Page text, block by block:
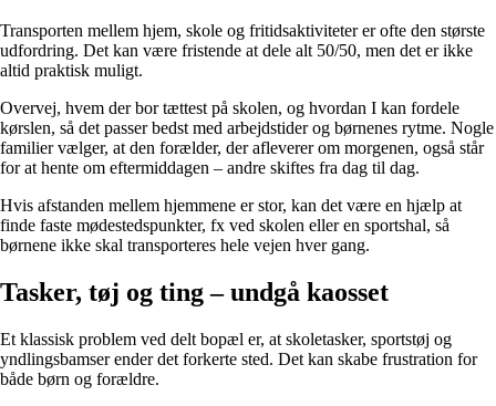
Transporten mellem hjem, skole og fritidsaktiviteter er ofte den største
udfordring. Det kan være fristende at dele alt 50/50, men det er ikke
altid praktisk muligt.
Overvej, hvem der bor tættest på skolen, og hvordan I kan fordele
kørslen, så det passer bedst med arbejdstider og børnenes rytme. Nogle
familier vælger, at den forælder, der afleverer om morgenen, også står
for at hente om eftermiddagen – andre skiftes fra dag til dag.
Hvis afstanden mellem hjemmene er stor, kan det være en hjælp at
finde faste mødestedspunkter, fx ved skolen eller en sportshal, så
børnene ikke skal transporteres hele vejen hver gang.
Tasker, tøj og ting – undgå kaosset
Et klassisk problem ved delt bopæl er, at skoletasker, sportstøj og
yndlingsbamser ender det forkerte sted. Det kan skabe frustration for
både børn og forældre.